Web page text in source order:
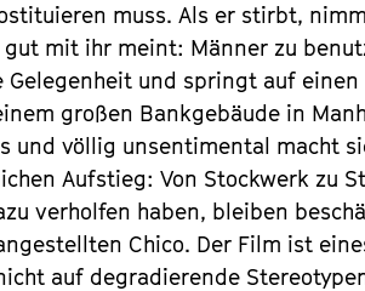
muss. Als er stirbt,
gut mit ihr meint: Männer zu
und springt auf einen
großen Bankgebäude in
und völlig unsentimental macht
Aufstieg: Von Stockwerk zu
verholfen haben, bleiben
Chico. Der Film ist
auf degradierende